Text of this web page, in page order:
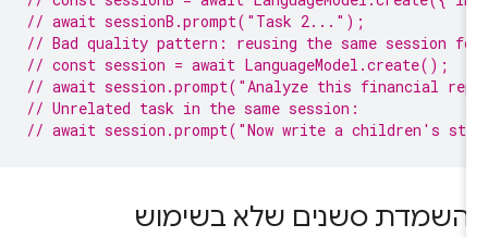
// await sessionB.prompt("Task 2...");
// Bad quality pattern: reusing the same session
// const session = await LanguageModel.create();
// await session.prompt("Analyze this financial
// Unrelated task in the same session:
// await session.prompt("Now write a children's
השמדת סשנים שלא בשימוש